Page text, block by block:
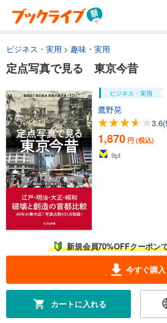
ビジネス・実用 趣味・実用
定点写真で見る 東京今昔
ビジネス・実用
鷹野晃
3.6
1,870 円 (税込)
9pt
新規会員70%OFFクーポン
今すぐ購入
カートに入れる